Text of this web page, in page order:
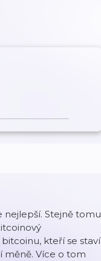
nejlepší. Stejně tomu
kteří se staví
měně. Více o tom